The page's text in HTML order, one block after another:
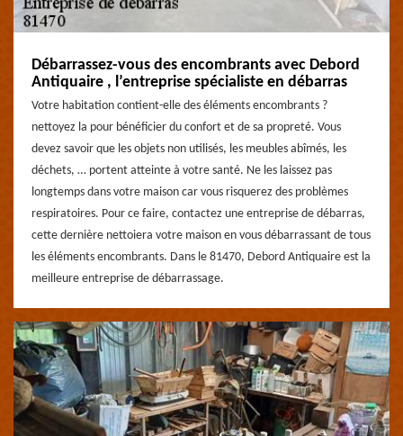
Débarrassez-vous des encombrants avec Debord
Antiquaire , l’entreprise spécialiste en débarras
Votre habitation contient-elle des éléments encombrants ?
nettoyez la pour bénéficier du confort et de sa propreté. Vous
devez savoir que les objets non utilisés, les meubles abîmés, les
déchets, … portent atteinte à votre santé. Ne les laissez pas
longtemps dans votre maison car vous risquerez des problèmes
respiratoires. Pour ce faire, contactez une entreprise de débarras,
cette dernière nettoiera votre maison en vous débarrassant de tous
les éléments encombrants. Dans le 81470, Debord Antiquaire est la
meilleure entreprise de débarrassage.